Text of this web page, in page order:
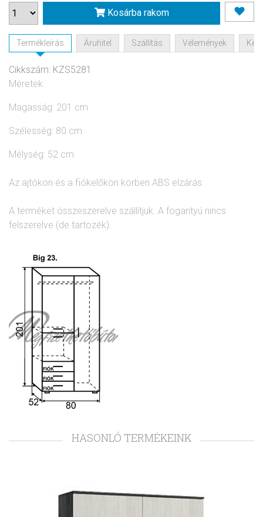
Kosárba rakom
Termékleírás Áruhitel Szállítás Vélemények
Cikkszám: KZS5281
Méretek:
Magasság: 201 cm
Szélesség: 80 cm
Mélység: 52 cm
Az ajtókon és a fiókelőkön körben ABS elzárás.
A terméket összeszerelve szállítjuk. A fogantyú nincs
felszerelve (de tartozék).
HASONLÓ TERMÉKEINK